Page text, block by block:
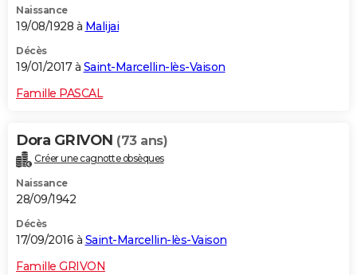
Naissance
19/08/1928 à Malijai
Décès
19/01/2017 à Saint-Marcellin-lès-Vaison
Famille PASCAL
Dora GRIVON (73 ans)
Créer une cagnotte obsèques
Naissance
28/09/1942
Décès
17/09/2016 à Saint-Marcellin-lès-Vaison
Famille GRIVON